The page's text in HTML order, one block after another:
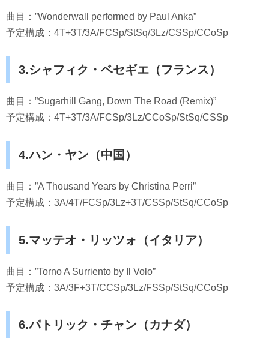
曲目：”Wonderwall performed by Paul Anka”
予定構成：4T+3T/3A/FCSp/StSq/3Lz/CSSp/CCoSp
3.シャフィク・ベセギエ（フランス）
曲目：”Sugarhill Gang, Down The Road (Remix)”
予定構成：4T+3T/3A/FCSp/3Lz/CCoSp/StSq/CSSp
4.ハン・ヤン（中国）
曲目：”A Thousand Years by Christina Perri”
予定構成：3A/4T/FCSp/3Lz+3T/CSSp/StSq/CCoSp
5.マッテオ・リッツォ（イタリア）
曲目：”Torno A Surriento by Il Volo”
予定構成：3A/3F+3T/CCSp/3Lz/FSSp/StSq/CCoSp
6.パトリック・チャン（カナダ）